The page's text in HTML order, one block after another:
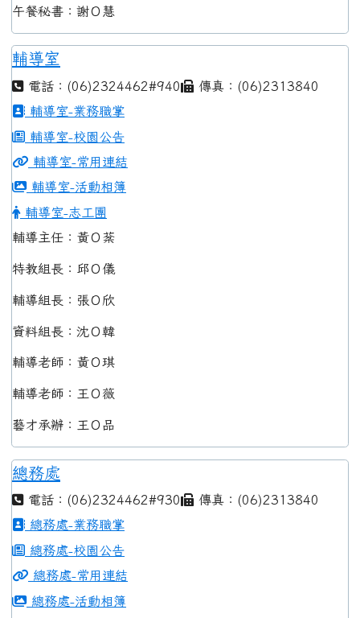
午餐秘書：謝Ｏ慧
輔導室
電話：(06)2324462#940
傳真：(06)2313840
輔導室-業務職掌
輔導室-校園公告
輔導室-常用連結
輔導室-活動相簿
輔導室-志工團
輔導主任：黃Ｏ棻
特教組長：邱Ｏ儀
輔導組長：張Ｏ欣
資料組長：沈Ｏ韓
輔導老師：黃Ｏ琪
輔導老師：王Ｏ薇
藝才承辦：王Ｏ品
總務處
電話：(06)2324462#930
傳真：(06)2313840
總務處-業務職掌
總務處-校園公告
總務處-常用連結
總務處-活動相簿